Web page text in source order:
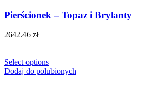
Pierścionek – Topaz i Brylanty
2642.46 zł
Select options
Dodaj do polubionych